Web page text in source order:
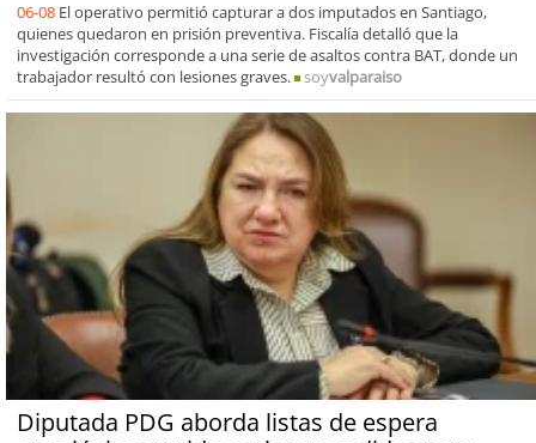
06-08 El operativo permitió capturar a dos imputados en Santiago,
quienes quedaron en prisión preventiva. Fiscalía detalló que la
investigación corresponde a una serie de asaltos contra BAT, donde un
trabajador resultó con lesiones graves.
soyvalparaiso
Diputada PDG aborda listas de espera